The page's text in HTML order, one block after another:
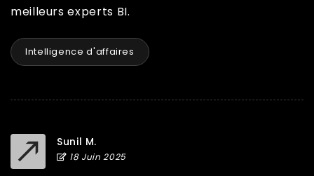
meilleurs experts BI.
Intelligence d'affaires
Sunil M.
18 Juin 2025